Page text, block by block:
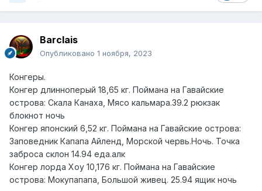
Barclais
Опубликовано 1 ноября, 2023
Конгеры.
Конгер длинноперый 18,65 кг. Поймана на Гавайские
острова: Скала Канаха, Мясо кальмара.39.2 рюкзак
блокнот ночь
Конгер японский 6,52 кг. Поймана на Гавайские острова:
Заповедник Капапа Айленд, Морской червь.Ночь. Точка
заброса склон 14.94 еда.алк
Конгер лорда Хоу 10,176 кг. Поймана на Гавайские
острова: Мокупапапа, Большой живец. 25.94 ящик ночь